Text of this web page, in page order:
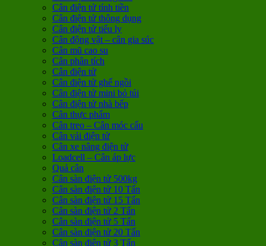
Cân điện tử tính tiền
Cân điện tử thông dụng
Cân điện tử tiểu ly
Cân động vật – cân gia súc
Cân mũ cao su
Cân phân tích
Cân điện tử
Cân điện tử ghế ngồi
Cân điện tử mini bỏ túi
Cân điện tử nhà bếp
Cân thực phẩm
Cân treo – Cân móc cẩu
Cân vải điện tử
Cân xe nâng điện tử
Loadcell – Cân áp lực
Quả cân
Cân sàn điện tử 500kg
Cân sàn điện tử 10 Tấn
Cân sàn điện tử 15 Tấn
Cân sàn điện tử 2 Tấn
Cân sàn điện tử 5 Tấn
Cân sàn điện tử 20 Tấn
Cân sàn điện tử 3 Tấn